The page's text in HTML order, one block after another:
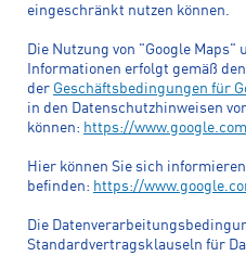
eingeschränkt nutzen können.
Die Nutzung von "Google
Informationen erfolgt gemäß den
der Geschäftsbedingungen für
in den Datenschutzhinweisen
können: https://
Hier können Sie sich
befinden: https://
Die
Standardvertragsklauseln für